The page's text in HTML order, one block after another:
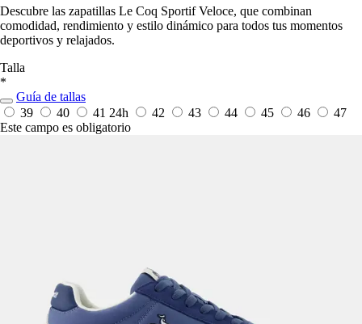
Descubre las zapatillas Le Coq Sportif Veloce, que combinan
comodidad, rendimiento y estilo dinámico para todos tus momentos
deportivos y relajados.
Talla
*
Guía de tallas
39
40 41 24h 42 43 44 45 46
47
Este campo es obligatorio